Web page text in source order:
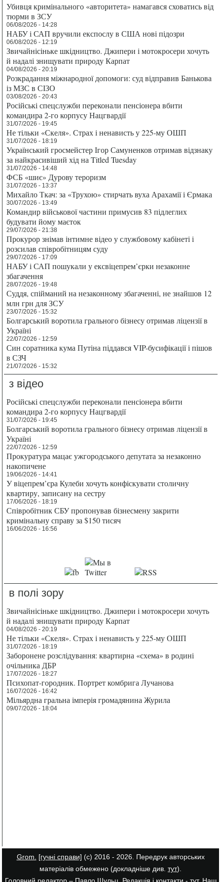
Убивця кримінального «авторитета» намагався сховатись від
тюрми в ЗСУ
06/08/2026 - 14:28
НАБУ і САП вручили експослу в США нові підозри
06/08/2026 - 12:19
Звичайнісіньке шкідництво. Джипери і мотокросери хочуть
й надалі знищувати природу Карпат
04/08/2026 - 20:19
Розкрадання міжнародної допомоги: суд відправив Банькова
із МЗС в СІЗО
03/08/2026 - 20:43
Російські спецслужби переконали пенсіонера вбити
командира 2-го корпусу Нацгвардії
31/07/2026 - 19:45
Не тільки «Скеля». Страх і ненависть у 225-му ОШП
31/07/2026 - 18:19
Український гросмейстер Ігор Самуненков отримав відзнаку
за найкрасивіший хід на Titled Tuesday
31/07/2026 - 14:48
ФСБ «шиє» Дурову тероризм
31/07/2026 - 13:37
Михайло Ткач: за «Трухою» стирчать вуха Арахамії і Єрмака
30/07/2026 - 13:49
Командир військової частини примусив 83 підлеглих
будувати йому маєток
29/07/2026 - 21:38
Прокурор знімав інтимне відео у службовому кабінеті і
розсилав співробітницям суду
29/07/2026 - 17:09
НАБУ і САП пошукали у ексвіцепрем’єрки незаконне
збагачення
28/07/2026 - 19:48
Суддя, спійманий на незаконному збагаченні, не знайшов 12
млн грн для ЗСУ
23/07/2026 - 15:32
Болгарський воротила грального бізнесу отримав ліцензії в
Україні
22/07/2026 - 12:59
Син соратника кума Путіна піддався VIP-бусифікації і пішов
в СЗЧ
21/07/2026 - 15:32
з відео
Російські спецслужби переконали пенсіонера вбити
командира 2-го корпусу Нацгвардії
31/07/2026 - 19:45
Болгарський воротила грального бізнесу отримав ліцензії в
Україні
22/07/2026 - 12:59
Прокуратура мацає ужгородського депутата за незаконно
накопичене
19/06/2026 - 14:41
У віцепрем’єра Кулеби хочуть конфіскувати столичну
квартиру, записану на сестру
17/06/2026 - 18:19
Співробітник СБУ пропонував бізнесмену закрити
кримінальну справу за $150 тисяч
16/06/2026 - 16:56
в полі зору
Звичайнісіньке шкідництво. Джипери і мотокросери хочуть
й надалі знищувати природу Карпат
04/08/2026 - 20:19
Не тільки «Скеля». Страх і ненависть у 225-му ОШП
31/07/2026 - 18:19
Заборонене розслідування: квартирна «схема» в родині
очільника ДБР
17/07/2026 - 18:27
Психопат-городник. Портрет комбрига Лучанова
16/07/2026 - 16:42
Мільярдна гральна імперія громадянина Журила
09/07/2026 - 18:04
Grom. [гучні справи] (с) 2016 - 2026. Передрук авторських
матеріалів обмежено (докладніше див. тут).